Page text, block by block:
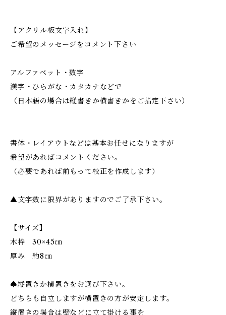
【アクリル板文字入れ】
ご希望のメッセージをコメント下さい
アルファベット・数字
漢字・ひらがな・カタカナなどで
（日本語の場合は縦書きか横書きかをご指定下さい）
書体・レイアウトなどは基本お任せになりますが
希望があればコメントください。
（必要であれば前もって校正を作成します）
▲文字数に限界がありますのでご了承下さい。
【サイズ】
木枠 30×45㎝
厚み 約8㎝
♠︎縦置きか横置きをお選び下さい。
どちらも自立しますが横置きの方が安定します。
縦置きの場合は壁などに立て掛ける事を